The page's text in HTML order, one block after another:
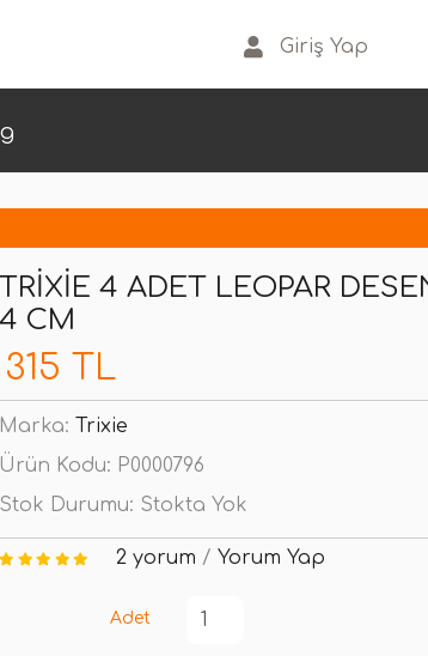
Giriş Yap
TRIXIE 4 ADET LEOPAR
4 CM
315 TL
Marka: Trixie
Ürün Kodu: P0000796
Stok Durumu: Stokta Yok
2 yorum / Yorum Yap
Adet